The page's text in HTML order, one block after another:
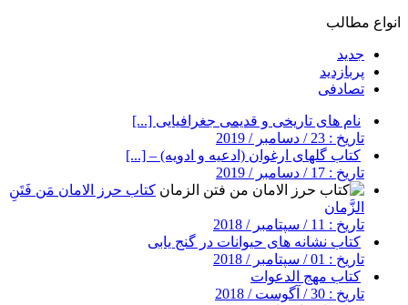
انواع مطالب
جدید
پربازدید
تصادفی
نام های تاریخی و قدیمی جغرافیایی [...]
تاریخ : 23 / دسامبر / 2019
کتاب گلهای ارغوان (ادعیه و ادویه) – [...]
تاریخ : 17 / دسامبر / 2019
کتاب حرز الامان مَن فَتَنِ
الزَّمان
تاریخ : 11 / سپتامبر / 2018
کتاب نشانه های حیوانات در گنج یابی
تاریخ : 01 / سپتامبر / 2018
کتاب مهج الدعوات
تاریخ : 30 / آگوست / 2018